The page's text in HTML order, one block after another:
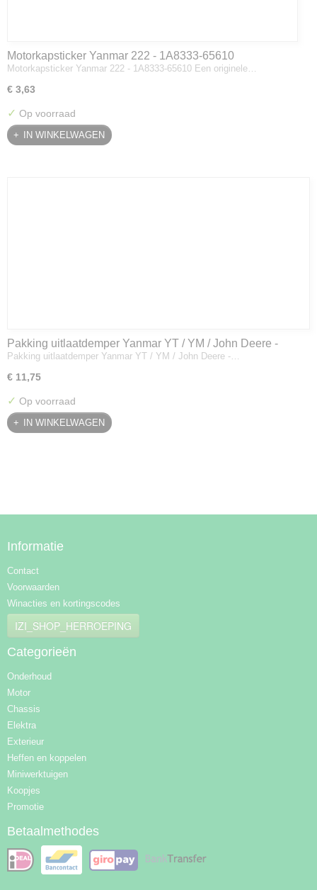
Motorkapsticker Yanmar 222 - 1A8333-65610
Motorkapsticker Yanmar 222 - 1A8333-65610 Een originele…
€ 3,63
✓ Op voorraad
IN WINKELWAGEN
Pakking uitlaatdemper Yanmar YT / YM / John Deere -
128300-13230
Pakking uitlaatdemper Yanmar YT / YM / John Deere -…
€ 11,75
✓ Op voorraad
IN WINKELWAGEN
Informatie
Contact
Voorwaarden
Winacties en kortingscodes
IZI_SHOP_HERROEPING
Categorieën
Onderhoud
Motor
Chassis
Elektra
Exterieur
Heffen en koppelen
Miniwerktuigen
Koopjes
Promotie
Betaalmethodes